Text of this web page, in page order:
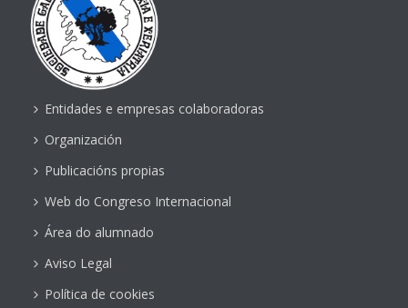
Entidades e empresas colaboradoras
Organización
Publicacións propias
Web do Congreso Internacional
Área do alumnado
Aviso Legal
Política de cookies